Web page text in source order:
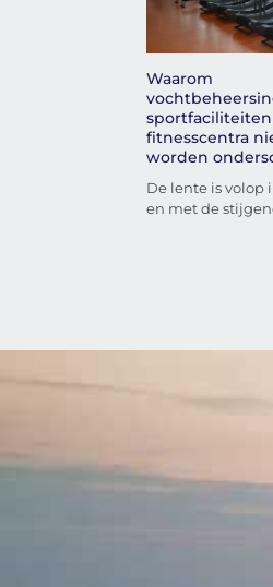
Waarom
fitnesscentra
worden
De lente is volop
en met de